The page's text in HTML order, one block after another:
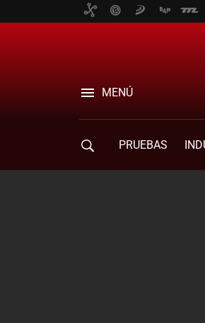
MENÚ
PRUEBAS